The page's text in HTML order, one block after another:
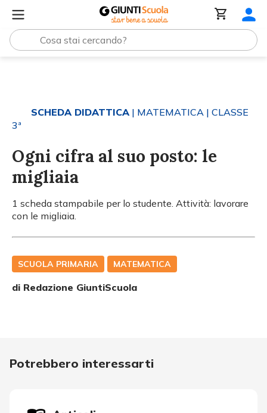
SCHEDA DIDATTICA| MATEMATICA | CLASSE
3ª
Ogni cifra al suo posto: le
migliaia
1 scheda stampabile per lo studente. Attività: lavorare
con le migliaia.
SCUOLA PRIMARIA MATEMATICA
di Redazione GiuntiScuola
Potrebbero interessarti